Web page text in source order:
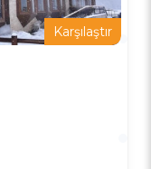
Karşılaştır